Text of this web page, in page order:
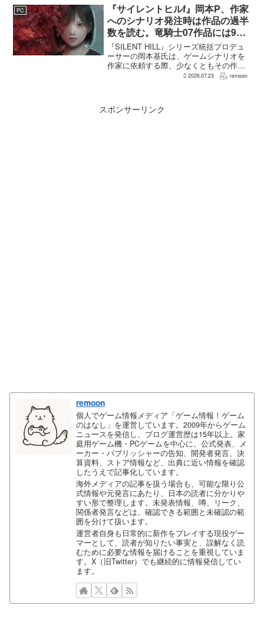
ーを務めるグッドスマイルカンパニー
の...
PC
『サイレントヒルf』岡本P、作家
へのシナリオ発注時は作品の過半
数を読む。竜騎士07作品には9割
以上目を通す
『SILENT HILL』シリーズ統括プロデュ
ーサーの岡本基氏は、ゲームシナリオを
作家に依頼する際、少なくともその作家
の作品の過半数に目を通すという。作家
2026.07.23 remoon
スポンサーリンク
remoon
個人でゲーム情報メディア「ゲーム情報！ゲーム
のはなし」を運営しています。2009年からゲーム
ニュースを発信し、ブログ運営歴は15年以上。家
庭用ゲーム機・PCゲームを中心に、公式発表、メ
ーカー・パブリッシャーの告知、開発者発言、決
算資料、ストア情報など、出典に近い情報を確認
したうえで記事化しています。
海外メディアの記事を扱う場合も、可能な限り公
式情報や元発言にあたり、日本の読者に分かりや
すい形で整理します。未発表情報、噂、リーク、
関係者発言などは、確認できる範囲と未確認の範
囲を分けて扱います。
運営者自身も日常的に新作をプレイする現役ゲー
マーとして、読者が知りたい事実と、誤解なく読
むために必要な情報を届けることを重視していま
す。X（旧Twitter）でも継続的に情報発信してい
ます。